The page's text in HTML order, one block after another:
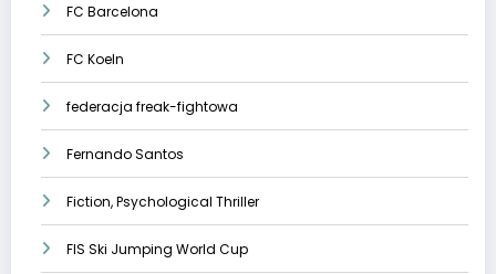
FC Barcelona
FC Koeln
federacja freak-fightowa
Fernando Santos
Fiction, Psychological Thriller
FIS Ski Jumping World Cup